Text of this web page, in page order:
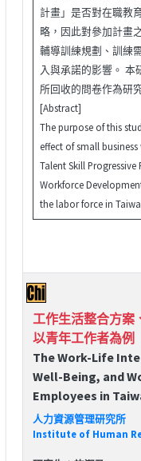
計畫」是否對在職教
略，因此對參加計畫
輔導訓練規劃、訓練
入與承諾的影響。 本
所回收的問卷作為研
[Abstract]
The purpose of this
effect of small
Talent Skill
Workforce
the labor force in
工作生活整合方案
以青年工作者為例
The Work-Life
Well-Being, and
Employees in
人力資源管理研究所
Institute of Human